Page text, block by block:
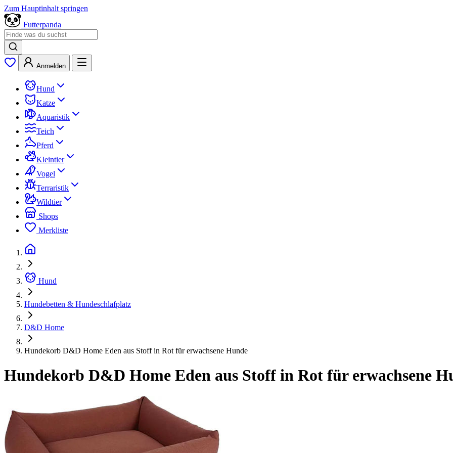
Zum Hauptinhalt springen
Futterpanda
Anmelden
Hund
Katze
Aquaristik
Teich
Pferd
Kleintier
Vogel
Terraristik
Wildtier
Shops
Merkliste
Hund
Hundebetten & Hundeschlafplatz
D&D Home
Hundekorb D&D Home Eden aus Stoff in Rot für erwachsene Hunde
Hundekorb D&D Home Eden aus Stoff in Rot für erwachsene